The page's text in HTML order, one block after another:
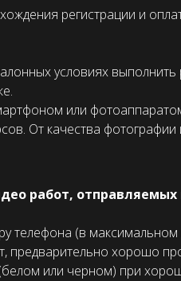
регистрации и
условиях выполнить
или
От качества фотографии
работ,
телефона (в максимальном
предварительно хорошо
или черном) при